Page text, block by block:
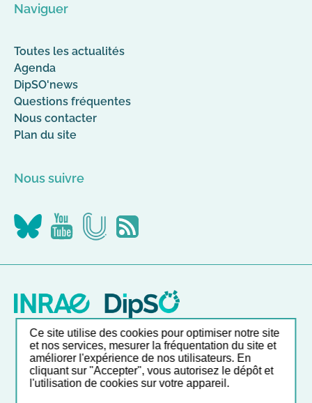
Naviguer
Toutes les actualités
Agenda
DipSO'news
Questions fréquentes
Nous contacter
Plan du site
Nous suivre
Nous
suivre
Nous
suivre
Nous
suivre
Flus
RSS
Nos autres sites
Liste et accès direct à nos outils en ligne
Ce site utilise des cookies pour optimiser notre site
et nos services, mesurer la fréquentation du site et
améliorer l'expérience de nos utilisateurs. En
cliquant sur "Accepter", vous autorisez le dépôt et
l'utilisation de cookies sur votre appareil.